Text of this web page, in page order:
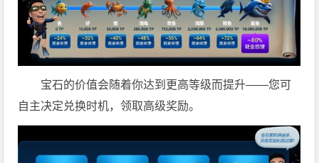
宝石的价值会随着你达到更高等级而提升——您可
自主决定兑换时机，领取高级奖励。